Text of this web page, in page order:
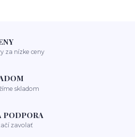
za nízke ceny
skladom
PODPORA
zavolať